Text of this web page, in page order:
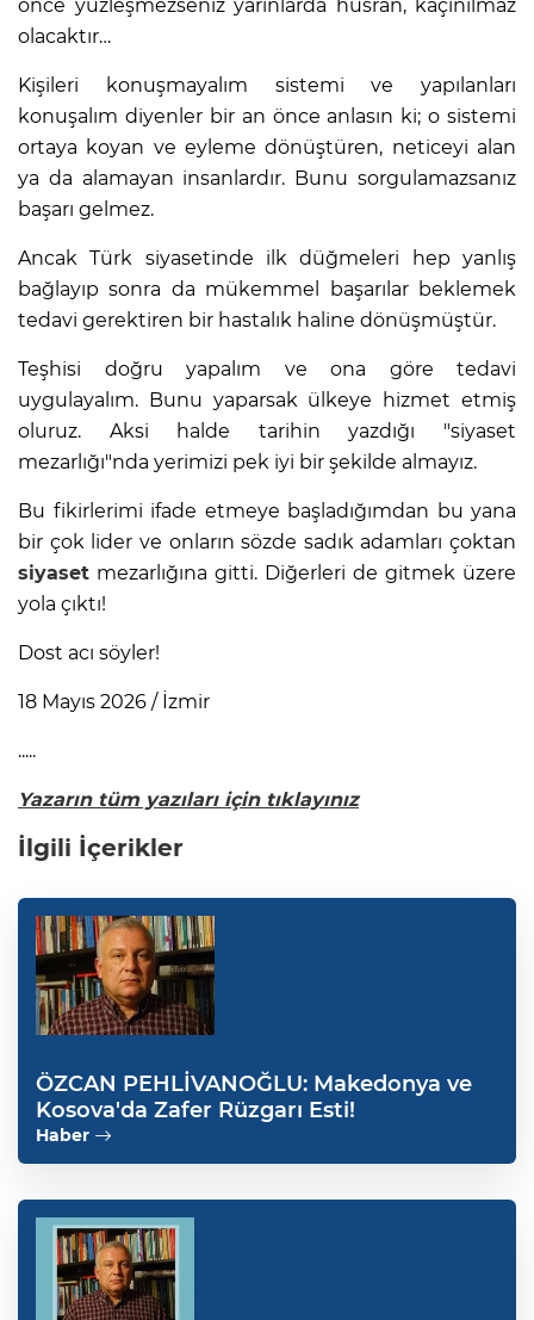
önce yüzleşmezseniz yarınlarda hüsran, kaçınılmaz
olacaktır…
Kişileri konuşmayalım sistemi ve yapılanları
konuşalım diyenler bir an önce anlasın ki; o sistemi
ortaya koyan ve eyleme dönüştüren, neticeyi alan
ya da alamayan insanlardır. Bunu sorgulamazsanız
başarı gelmez.
Ancak Türk siyasetinde ilk düğmeleri hep yanlış
bağlayıp sonra da mükemmel başarılar beklemek
tedavi gerektiren bir hastalık haline dönüşmüştür.
Teşhisi doğru yapalım ve ona göre tedavi
uygulayalım. Bunu yaparsak ülkeye hizmet etmiş
oluruz. Aksi halde tarihin yazdığı "siyaset
mezarlığı"nda yerimizi pek iyi bir şekilde almayız.
Bu fikirlerimi ifade etmeye başladığımdan bu yana
bir çok lider ve onların sözde sadık adamları çoktan
siyaset mezarlığına gitti. Diğerleri de gitmek üzere
yola çıktı!
Dost acı söyler!
18 Mayıs 2026 / İzmir
.....
Yazarın tüm yazıları için tıklayınız
İlgili İçerikler
ÖZCAN PEHLİVANOĞLU: Makedonya ve
Kosova'da Zafer Rüzgarı Esti!
Haber